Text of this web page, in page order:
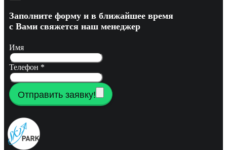
Заполните форму и в ближайшее время
с Вами свяжется наш менеджер
Имя
Телефон *
Отправить заявку!